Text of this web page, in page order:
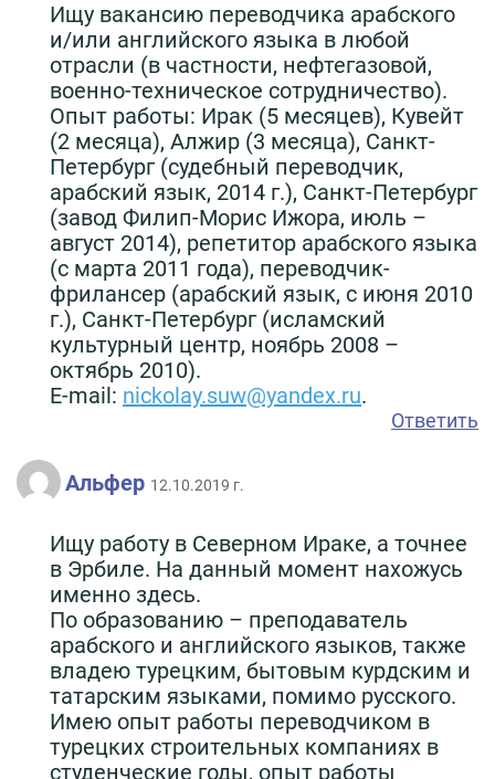
Ищу вакансию переводчика арабского
и/или английского языка в любой
отрасли (в частности, нефтегазовой,
военно-техническое сотрудничество).
Опыт работы: Ирак (5 месяцев), Кувейт
(2 месяца), Алжир (3 месяца), Санкт-
Петербург (судебный переводчик,
арабский язык, 2014 г.), Санкт-Петербург
(завод Филип-Морис Ижора, июль –
август 2014), репетитор арабского языка
(с марта 2011 года), переводчик-
фрилансер (арабский язык, с июня 2010
г.), Санкт-Петербург (исламский
культурный центр, ноябрь 2008 –
октябрь 2010).
E-mail: nickolay.suw@yandex.ru.
Ответить
Альфер 12.10.2019 г.
Ищу работу в Северном Ираке, а точнее
в Эрбиле. На данный момент нахожусь
именно здесь.
По образованию – преподаватель
арабского и английского языков, также
владею турецким, бытовым курдским и
татарским языками, помимо русского.
Имею опыт работы переводчиком в
турецких строительных компаниях в
студенческие годы, опыт работы